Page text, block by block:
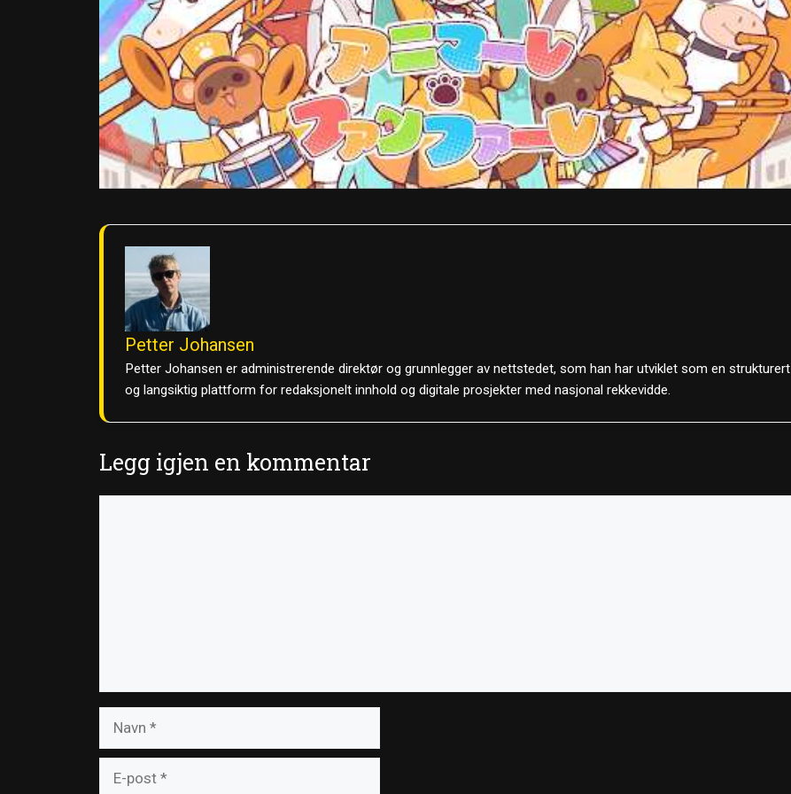
Petter Johansen
Petter Johansen er administrerende direktør og grunnlegger av nettstedet, som han har utviklet som en strukturert
og langsiktig plattform for redaksjonelt innhold og digitale prosjekter med nasjonal rekkevidde.
Legg igjen en kommentar
post